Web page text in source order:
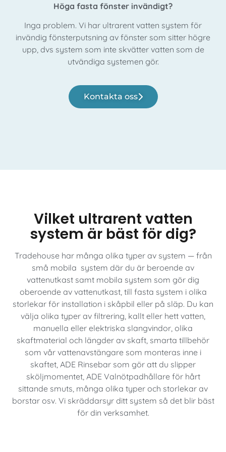
Höga fasta fönster invändigt?
Inga problem. Vi har ultrarent vatten system för
invändig fönsterputsning av fönster som sitter högre
upp, dvs system som inte skvätter vatten som de
utvändiga systemen gör.
Kontakta oss
Vilket ultrarent vatten
system är bäst för dig?
Tradehouse har många olika typer av system — från
små mobila system där du är beroende av
vattenutkast samt mobila system som gör dig
oberoende av vattenutkast, till fasta system i olika
storlekar för installation i skåpbil eller på släp. Du kan
välja olika typer av filtrering, kallt eller hett vatten,
manuella eller elektriska slangvindor, olika
skaftmaterial och längder av skaft, smarta tillbehör
som vår vattenavstängare som monteras inne i
skaftet, ADE Rinsebar som gör att du slipper
sköljmomentet, ADE Valnötpadhållare för hårt
sittande smuts, många olika typer och storlekar av
borstar osv. Vi skräddarsyr ditt system så det blir bäst
för din verksamhet.